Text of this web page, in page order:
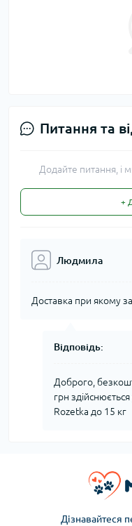
Питання та
Додайте питання, і
+
Людмила
Доставка при якому
Відповідь:
Доброго,
грн
Rozetka до 15 кг
Дізнавайтеся